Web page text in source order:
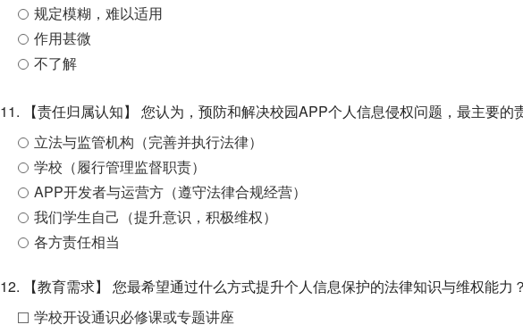
规定模糊，难以适用
作用甚微
不了解
11. 【责任归属认知】 您认为，预防和解决校园APP个人信息侵权问题，最主要的
立法与监管机构（完善并执行法律）
学校（履行管理监督职责）
APP开发者与运营方（遵守法律合规经营）
我们学生自己（提升意识，积极维权）
各方责任相当
12. 【教育需求】 您最希望通过什么方式提升个人信息保护的法律知识与维权能力
学校开设通识必修课或专题讲座